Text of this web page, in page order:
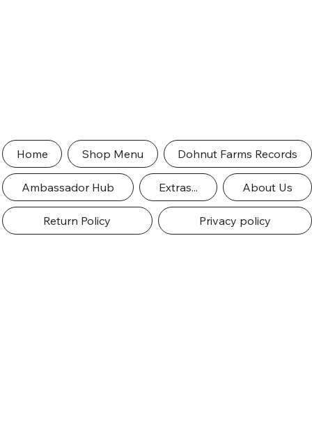
Home Shop Menu Dohnut Farms Records
Ambassador Hub Extras... About Us
Return Policy Privacy policy